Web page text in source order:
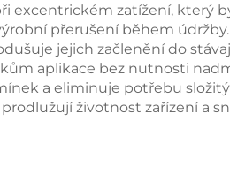
excentrickém zatížení, který
přerušení během
jejich začlenění do
aplikace bez nutnosti
a eliminuje potřebu
životnost zařízení a